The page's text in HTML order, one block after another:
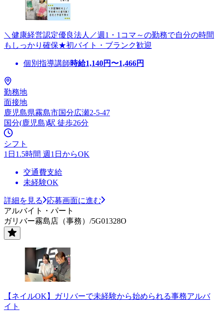
＼健康経営認定優良法人／週1・1コマ～の勤務で自分の時間
もしっかり確保★初バイト・ブランク歓迎
個別指導講師時給1,140円〜1,466円
勤務地
面接地
鹿児島県霧島市国分広瀬2-5-47
国分(鹿児島)駅 徒歩26分
シフト
1日1.5時間 週1日からOK
交通費支給
未経験OK
詳細を見る
応募画面に進む
アルバイト・パート
ガリバー霧島店（事務）/5G01328O
【ネイルOK】ガリバーで未経験から始められる事務アルバ
イト